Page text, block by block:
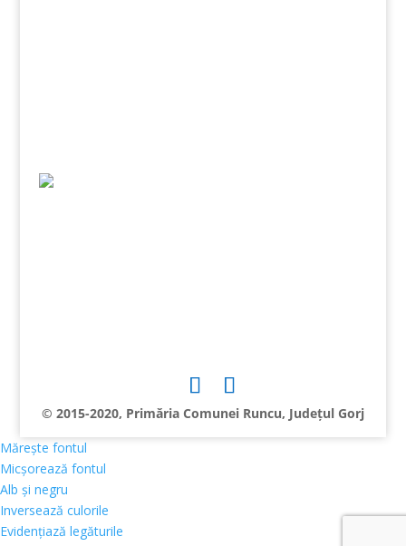
© 2015-2020, Primăria Comunei Runcu, Județul Gorj
Mărește fontul
Micșorează fontul
Alb și negru
Inversează culorile
Evidențiază legăturile